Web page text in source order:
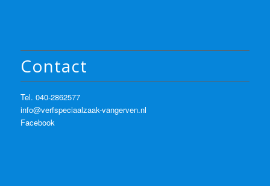
Contact
Tel. 040-2862577
info@verfspeciaalzaak-vangerven.nl
Facebook